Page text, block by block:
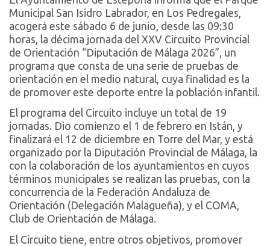
Municipal San Isidro Labrador, en Los Pedregales,
acogerá este sábado 6 de junio, desde las 09:30
horas, la décima jornada del XXV Circuito Provincial
de Orientación “Diputación de Málaga 2026”, un
programa que consta de una serie de pruebas de
orientación en el medio natural, cuya finalidad es la
de promover este deporte entre la población infantil.
El programa del Circuito incluye un total de 19
jornadas. Dio comienzo el 1 de febrero en Istán, y
finalizará el 12 de diciembre en Torre del Mar, y está
organizado por la Diputación Provincial de Málaga, la
con la colaboración de los ayuntamientos en cuyos
términos municipales se realizan las pruebas, con la
concurrencia de la Federación Andaluza de
Orientación (Delegación Malagueña), y el COMA,
Club de Orientación de Málaga.
El Circuito tiene, entre otros objetivos, promover